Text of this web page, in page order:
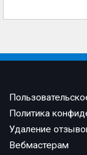
Политика
Удаление
Вебмастерам